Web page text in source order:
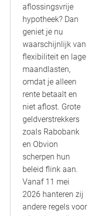
aflossingsvrije
hypotheek? Dan
geniet je nu
waarschijnlijk van
flexibiliteit en lage
maandlasten,
omdat je alleen
rente betaalt en
niet aflost. Grote
geldverstrekkers
zoals Rabobank
en Obvion
scherpen hun
beleid flink aan.
Vanaf 11 mei
2026 hanteren zij
andere regels voor